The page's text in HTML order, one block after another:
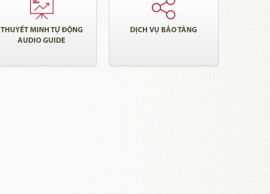
THUYẾT MINH TỰ ĐỘNG
AUDIO GUIDE
DỊCH VỤ BẢO TÀNG